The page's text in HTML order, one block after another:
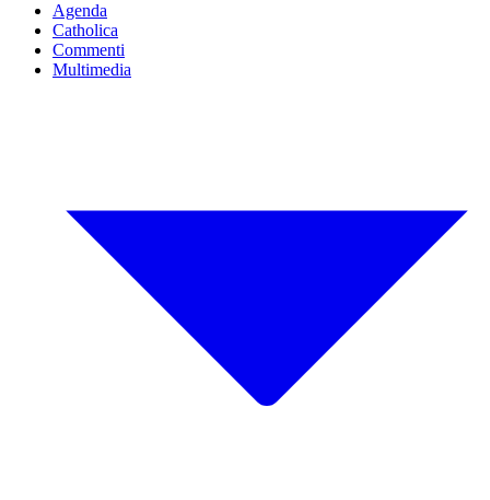
Agenda
Catholica
Commenti
Multimedia